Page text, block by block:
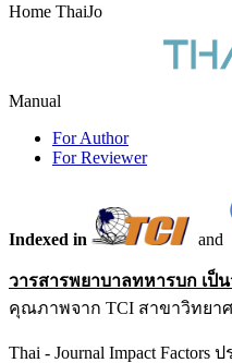
Home ThaiJo
Manual
For Author
For Reviewer
Indexed in and
วารสารพยาบาลทหารบก เป็
คุณภาพจาก TCI สาขาวิทยา
Thai - Journal Impact Factors